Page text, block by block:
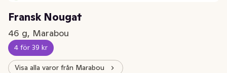
Fransk Nougat
46 g, Marabou
4 för 39 kr
Visa alla varor från Marabou